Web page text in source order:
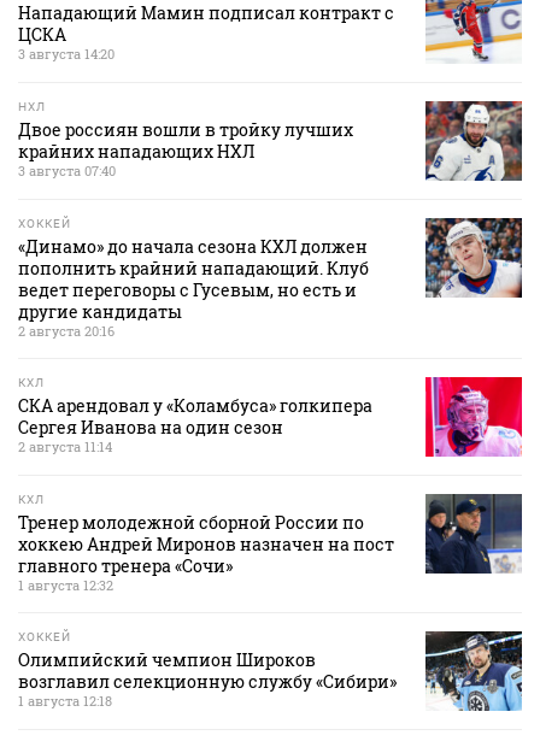
Нападающий Мамин подписал контракт с
ЦСКА
3 августа 14:20
НХЛ
Двое россиян вошли в тройку лучших
крайних нападающих НХЛ
3 августа 07:40
ХОККЕЙ
«Динамо» до начала сезона КХЛ должен
пополнить крайний нападающий. Клуб
ведет переговоры с Гусевым, но есть и
другие кандидаты
2 августа 20:16
КХЛ
СКА арендовал у «Коламбуса» голкипера
Сергея Иванова на один сезон
2 августа 11:14
КХЛ
Тренер молодежной сборной России по
хоккею Андрей Миронов назначен на пост
главного тренера «Сочи»
1 августа 12:32
ХОККЕЙ
Олимпийский чемпион Широков
возглавил селекционную службу «Сибири»
1 августа 12:18